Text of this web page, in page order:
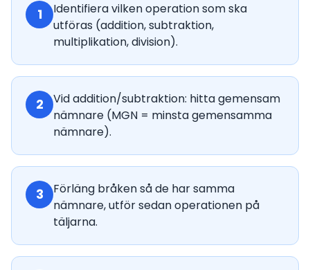
1
Identifiera vilken operation som ska
utföras (addition, subtraktion,
multiplikation, division).
2
Vid addition/subtraktion: hitta gemensam
nämnare (MGN = minsta gemensamma
nämnare).
3
Förläng bråken så de har samma
nämnare, utför sedan operationen på
täljarna.